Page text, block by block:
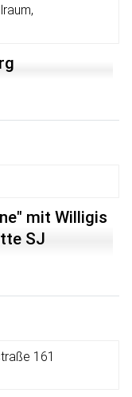
mit Willigis
SJ
161